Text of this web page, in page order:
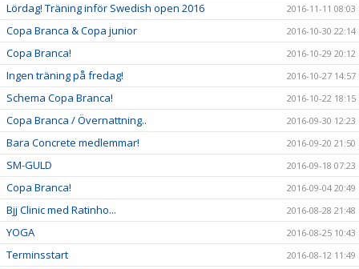
Lördag! Träning inför Swedish open 2016 2016-11-11 08:03
Copa Branca & Copa junior 2016-10-30 22:14
Copa Branca! 2016-10-29 20:12
Ingen träning på fredag! 2016-10-27 14:57
Schema Copa Branca! 2016-10-22 18:15
Copa Branca / Övernattning.. 2016-09-30 12:23
Bara Concrete medlemmar! 2016-09-20 21:50
SM-GULD 2016-09-18 07:23
Copa Branca! 2016-09-04 20:49
Bjj Clinic med Ratinho... 2016-08-28 21:48
YOGA 2016-08-25 10:43
Terminsstart 2016-08-12 11:49